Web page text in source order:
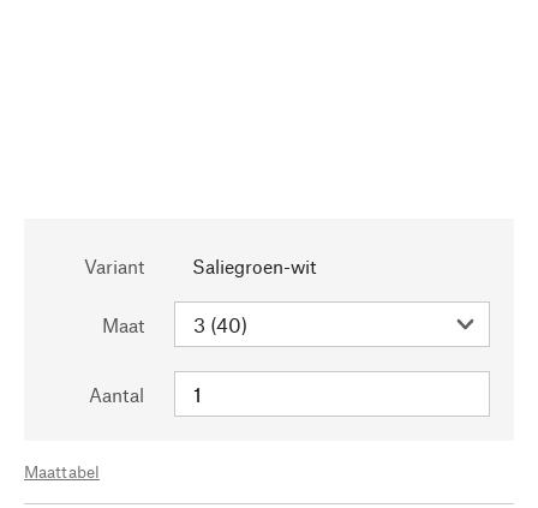
Variant Saliegroen-wit
Maat
Aantal
Maattabel